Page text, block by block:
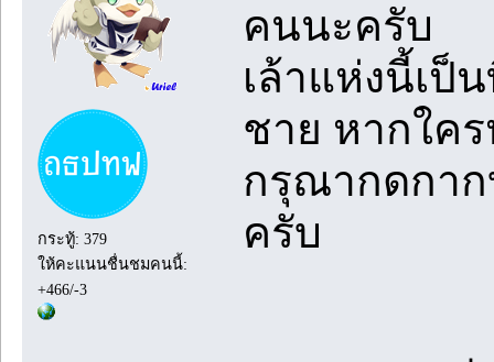
กระทู้: 379
ให้คะแนนชื่นชมคนนี้:
+466/-3
คนนะครับ
เล้าแห่งนี้เป็
ชาย หากใค
กรุณากดกา
ครับ